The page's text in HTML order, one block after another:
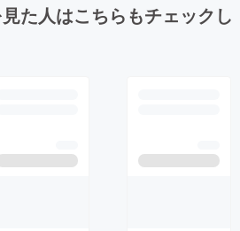
た人はこちらもチェックし